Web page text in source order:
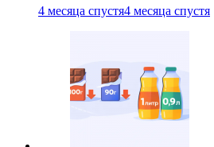
4 месяца спустя4 месяца спустя